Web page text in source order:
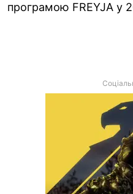
програмою FREYJA у